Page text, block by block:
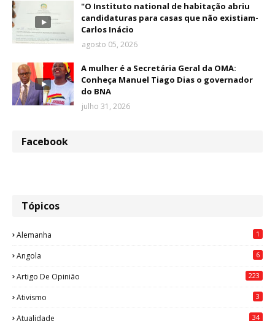
"O Instituto national de habitação abriu
candidaturas para casas que não existiam-
Carlos Inácio
agosto 05, 2026
A mulher é a Secretária Geral da OMA:
Conheça Manuel Tiago Dias o governador
do BNA
julho 31, 2026
Facebook
Tópicos
Alemanha 1
Angola 6
Artigo De Opinião 223
Ativismo 3
Atualidade 34